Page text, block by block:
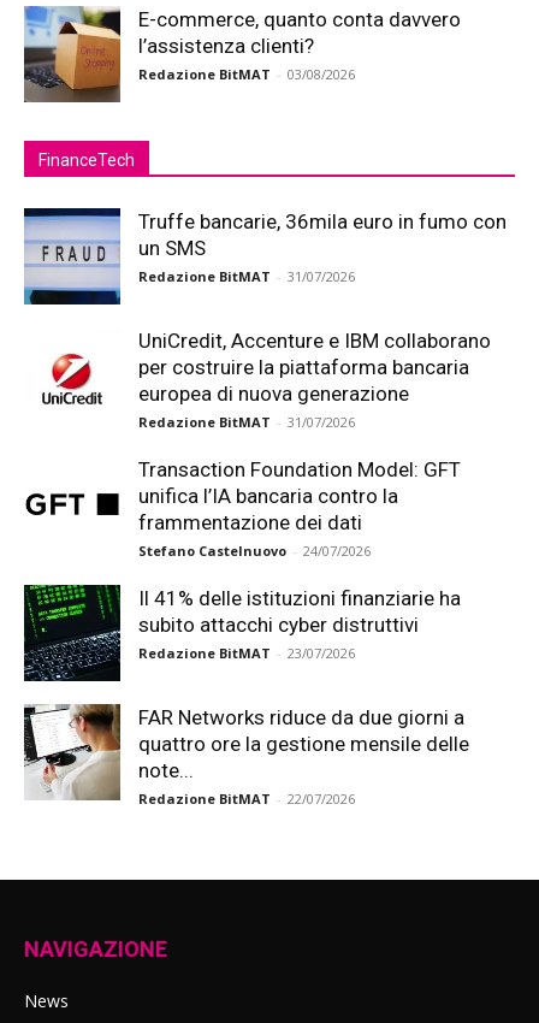
E-commerce, quanto conta davvero
l’assistenza clienti?
Redazione BitMAT - 03/08/2026
FinanceTech
Truffe bancarie, 36mila euro in fumo con
un SMS
Redazione BitMAT - 31/07/2026
UniCredit, Accenture e IBM collaborano
per costruire la piattaforma bancaria
europea di nuova generazione
Redazione BitMAT - 31/07/2026
Transaction Foundation Model: GFT
unifica l’IA bancaria contro la
frammentazione dei dati
Stefano Castelnuovo - 24/07/2026
Il 41% delle istituzioni finanziarie ha
subito attacchi cyber distruttivi
Redazione BitMAT - 23/07/2026
FAR Networks riduce da due giorni a
quattro ore la gestione mensile delle
note...
Redazione BitMAT - 22/07/2026
NAVIGAZIONE
News